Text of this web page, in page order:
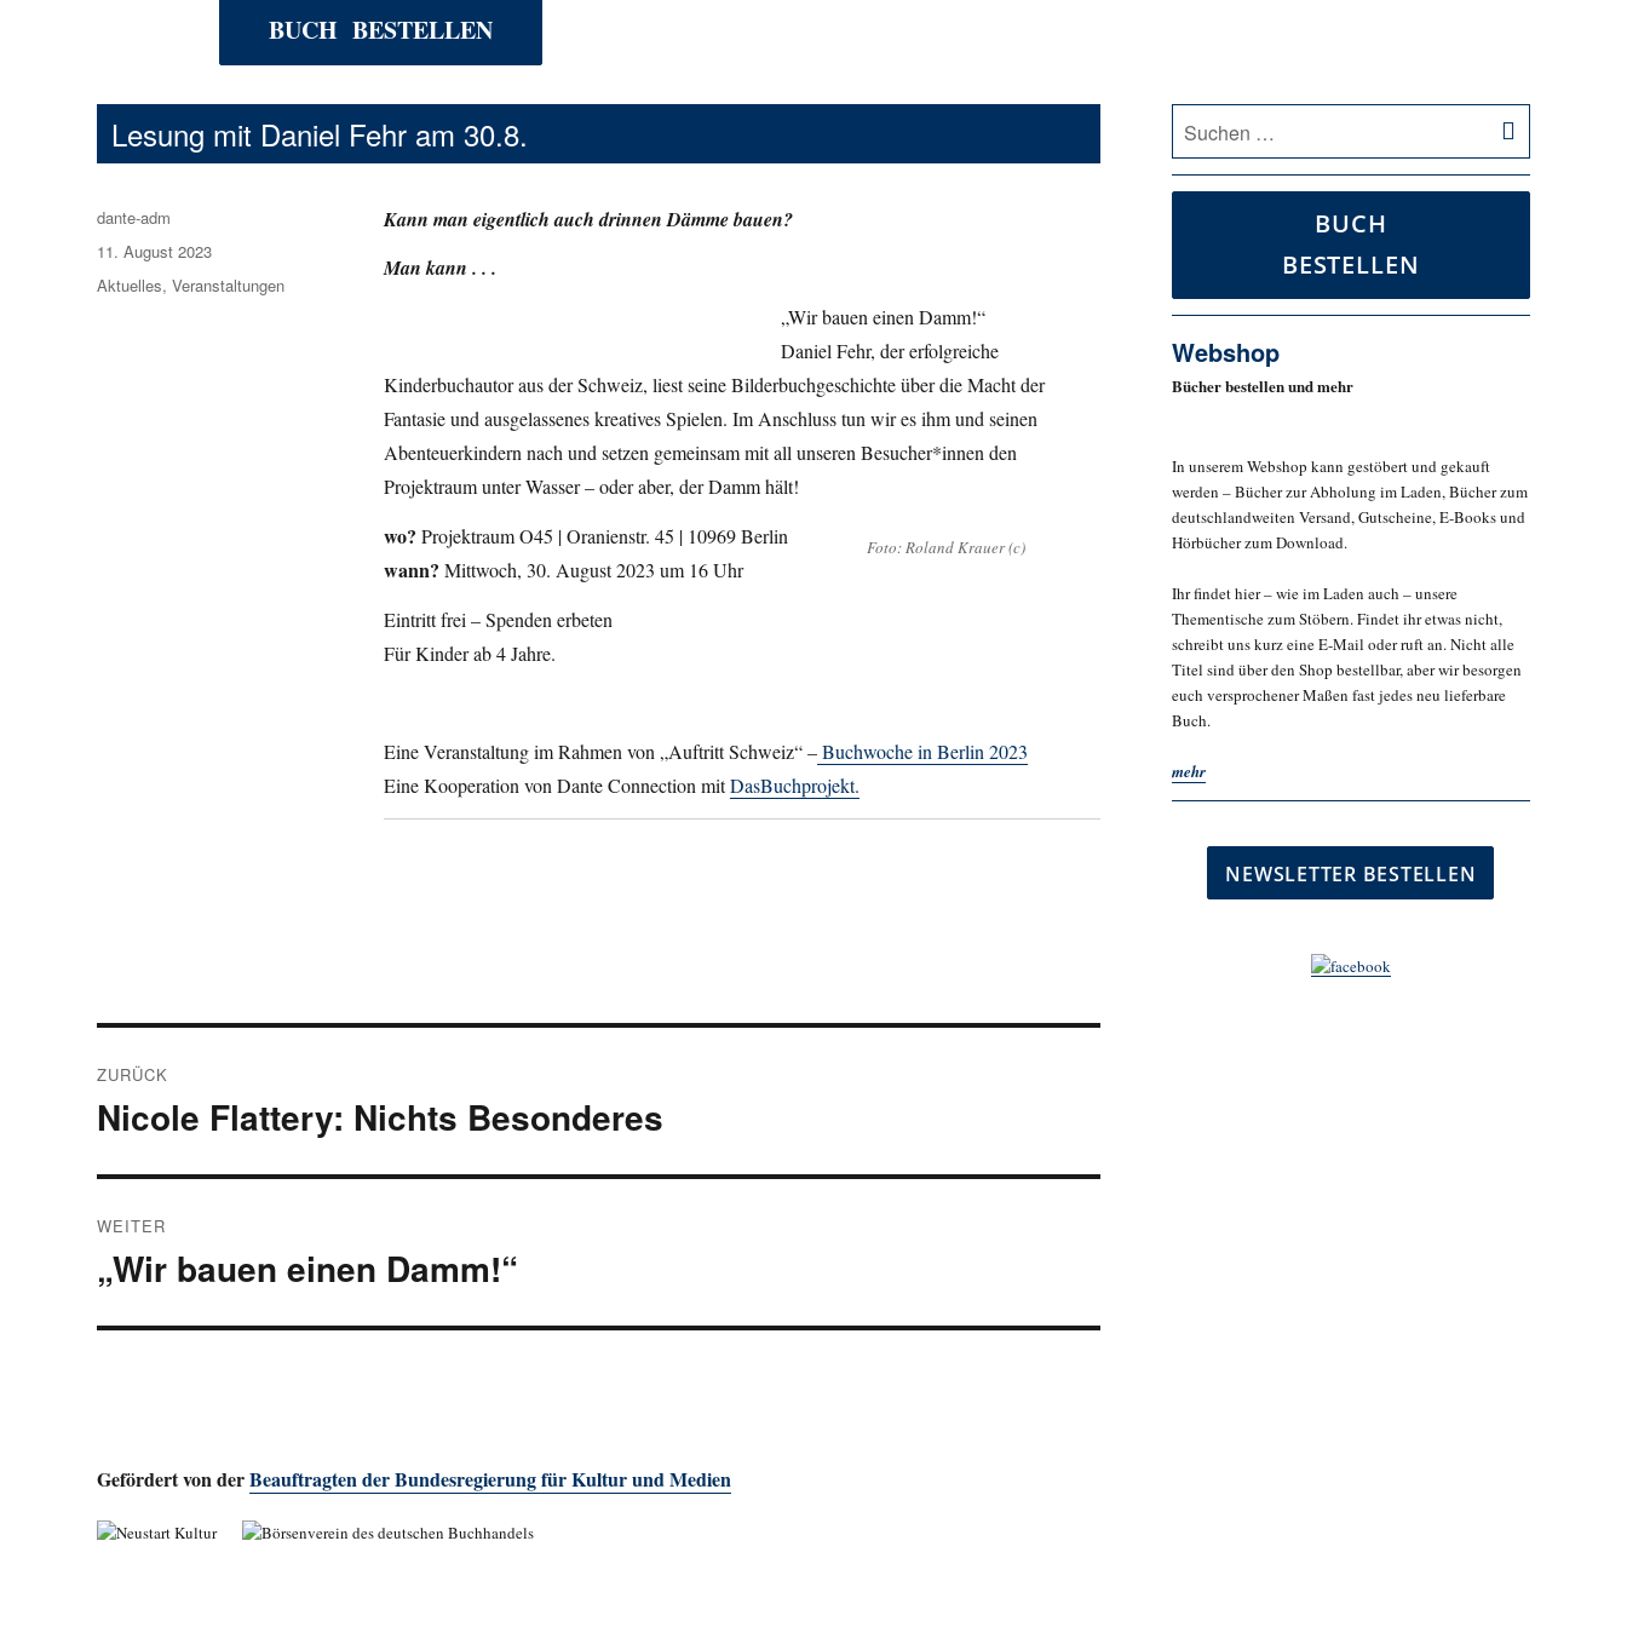
BUCH BESTELLEN
Lesung mit Daniel Fehr am 30.8.
Kann man eigentlich auch drinnen Dämme bauen?
Man kann . . .
„Wir bauen einen Damm!“
Daniel Fehr, der erfolgreiche
Kinderbuchautor aus der Schweiz, liest seine Bilderbuchgeschichte über die Macht der
Fantasie und ausgelassenes kreatives Spielen. Im Anschluss tun wir es ihm und seinen
Abenteuerkindern nach und setzen gemeinsam mit all unseren Besucher*innen den
Projektraum unter Wasser – oder aber, der Damm hält!
Foto: Roland Krauer (c)
wo? Projektraum O45 | Oranienstr. 45 | 10969 Berlin
wann? Mittwoch, 30. August 2023 um 16 Uhr
Eintritt frei – Spenden erbeten
Für Kinder ab 4 Jahre.
Eine Veranstaltung im Rahmen von „Auftritt Schweiz“ –Buchwoche in Berlin 2023
Eine Kooperation von Dante Connection mitDasBuchprojekt.
Autor
dante-adm
Veröffentlicht
am
11. August 2023
Kategorien
Aktuelles,Veranstaltungen
ZURÜCK
Vorheriger
Nicole Flattery: Nichts Besonderes
WEITER
Nächster
„Wir bauen einen Damm!“
Gefördert von derBeauftragten der Bundesregierung für Kultur und Medien
nach:
BUCH
BESTELLEN
Webshop
Bücher bestellen und mehr
In unserem Webshop kann gestöbert und gekauft
werden – Bücher zur Abholung im Laden, Bücher zum
deutschlandweiten Versand, Gutscheine, E-Books und
Hörbücher zum Download.
Ihr findet hier – wie im Laden auch – unsere
Thementische zum Stöbern. Findet ihr etwas nicht,
schreibt uns kurz eine E-Mail oder ruft an. Nicht alle
Titel sind über den Shop bestellbar, aber wir besorgen
euch versprochener Maßen fast jedes neu lieferbare
Buch.
mehr